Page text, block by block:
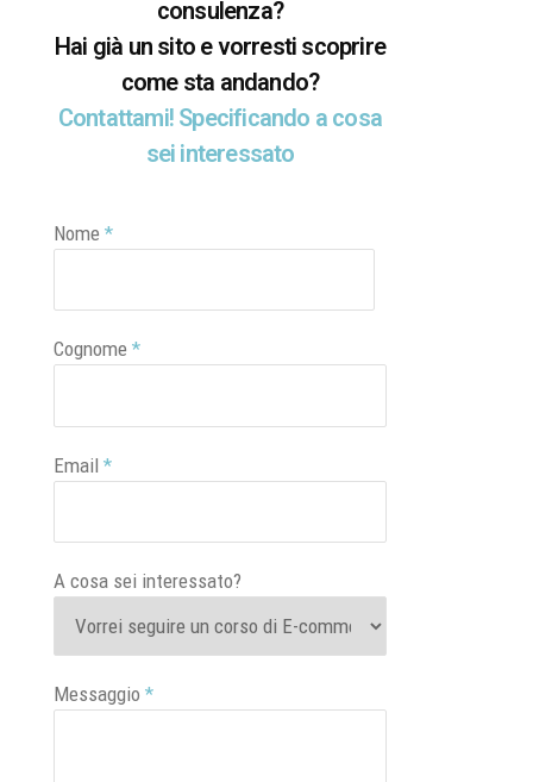
consulenza?
Hai già un sito e vorresti scoprire
come sta andando?
Contattami! Specificando a cosa
sei interessato
Nome *
Cognome *
Email *
A cosa sei interessato?
Messaggio *